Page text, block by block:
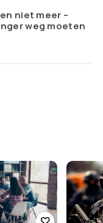
niet meer –
weg moeten